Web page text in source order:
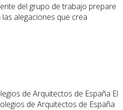
del grupo de trabajo prepare
alegaciones que crea
El
de Arquitectos de España